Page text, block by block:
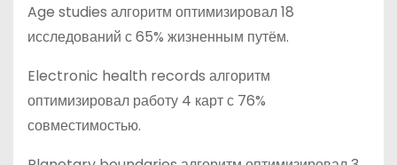
Age studies алгоритм оптимизировал 18
исследований с 65% жизненным путём.
Electronic health records алгоритм
оптимизировал работу 4 карт с 76%
совместимостью.